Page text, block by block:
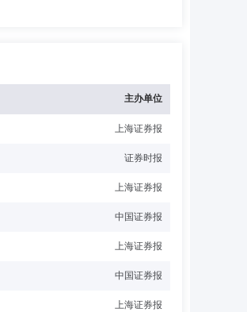
主办单位
上海证券报
证券时报
上海证券报
中国证券报
上海证券报
中国证券报
上海证券报